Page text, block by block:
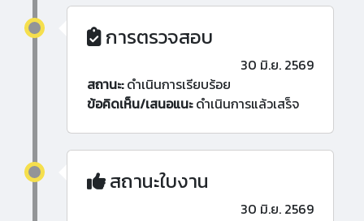
การตรวจสอบ
30 มิ.ย. 2569
สถานะ:ดำเนินการเรียบร้อย
ข้อคิดเห็น/เสนอแนะดำเนินการแล้วเสร็จ
สถานะใบงาน
30 มิ.ย. 2569